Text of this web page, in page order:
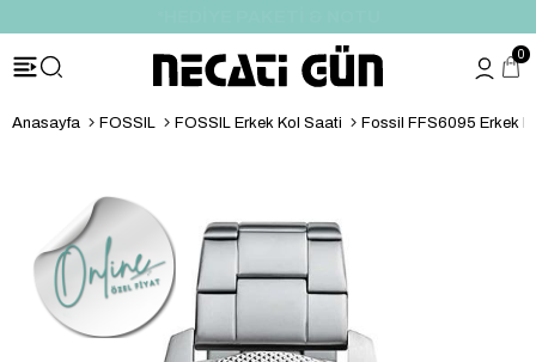
0
Anasayfa FOSSIL FOSSIL Erkek Kol Saati Fossil FFS6095 Erkek